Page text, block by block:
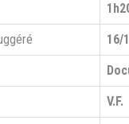
16/
V.F.